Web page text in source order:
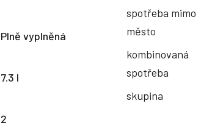
Plně vyplněná
7.3 l
2
spotřeba mimo
město
kombinovaná
spotřeba
skupina